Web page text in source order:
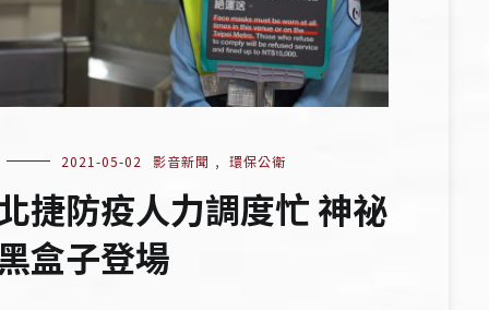
2021-05-02 影音新聞 , 環保公衛
捷防疫人力調度忙 神祕
盒子登場